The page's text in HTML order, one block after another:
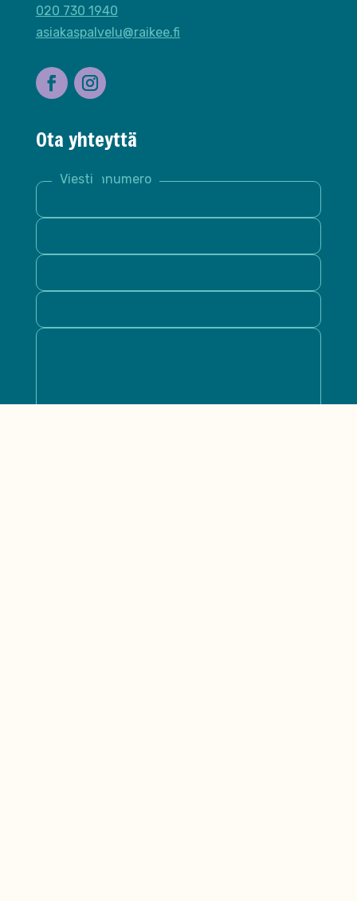
020 730 1940
asiakaspalvelu@raikee.fi
Ota yhteyttä
Nimi *
Sähköposti *
Puhelinnumero
Yritys
Viesti